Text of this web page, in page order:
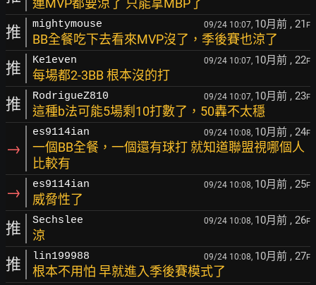
連MVP都要涼了 只能拿MBP了
推 mightymouse 09/24 10:07, 10月前 , 21 F
BB全餐吃下去看來MVP沒了，季後賽也涼了
推 Ke1even 09/24 10:07, 10月前 , 22F
每場都2-3BB 根本沒的打
推 RodrigueZ810 09/24 10:07, 10月前 , 23F
這種b法可能5場剩10打數了，50轟不太穩
→
es9114ian 09/24 10:08, 10月前 , 24F
一個BB全餐，一個還有球打 就知道聯盟視哪個人
比較有
→ es9114ian 09/24 10:08, 10月前 , 25F
威脅性了
推 Sechslee 09/24 10:08, 10月前 , 26F
涼
推 lin199988 09/24 10:08, 10月前 , 27F
根本不用怕 早就進入季後賽模式了